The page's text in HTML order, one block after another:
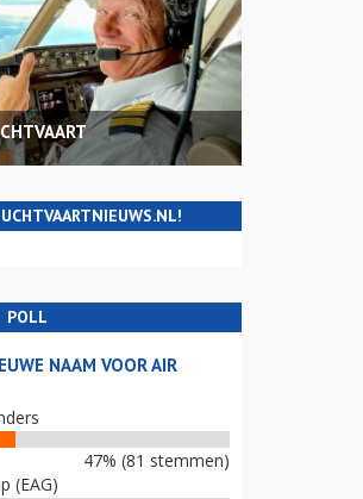
POLL
NAAM VOOR AIR
47% (81 stemmen)
(EAG)